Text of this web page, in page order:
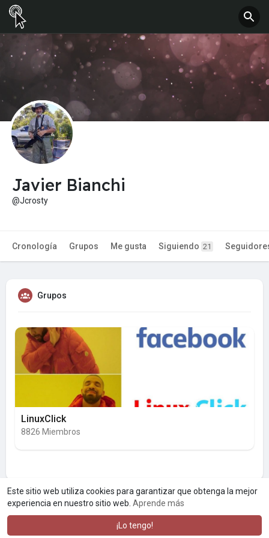
Este sitio web utiliza cookies para garantizar que obtenga la mejor
experiencia en nuestro sitio web. Aprende más
¡Lo tengo!
Javier Bianchi
@Jcrosty
Cronología Grupos Me gusta Siguiendo 21
Grupos
LinuxClick
8826 Miembros